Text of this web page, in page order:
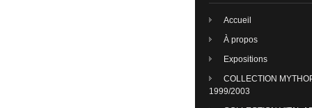
Accueil
À propos
Expositions
COLLECTION
1999/2003